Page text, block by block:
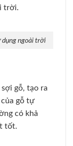
trời.
dụng ngoài trời
gỗ, tạo ra
gỗ tự
có khả
tốt.